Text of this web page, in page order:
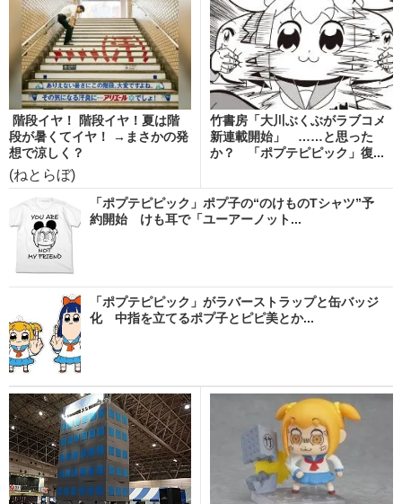
階段イヤ！ 階段イヤ！夏は階
段が暑くてイヤ！ →まさかの発
想で涼しく？
(ねとらぼ)
竹書房「大川ぶくぶがラブコメ
新連載開始」 ……と思った
か？ 「ポプテピピック」復...
「ポプテピピック」ポプ子の“のけものTシャツ”予
約開始 けも耳で「ユーアーノット...
「ポプテピピック」がラバーストラップと缶バッジ
化 中指を立てるポプ子とピピ美とか...